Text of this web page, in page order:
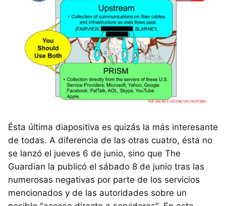
Ésta última diapositiva es quizás la más interesante
de todas. A diferencia de las otras cuatro, ésta no
se lanzó el jueves 6 de junio, sino que The
Guardian la publicó el sábado 8 de junio tras las
numerosas negativas por parte de los servicios
mencionados y de las autoridades sobre un